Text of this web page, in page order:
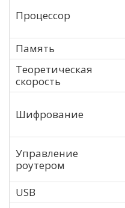
Процессор
Память
Теоретическая
скорость
Шифрование
Управление
роутером
USB